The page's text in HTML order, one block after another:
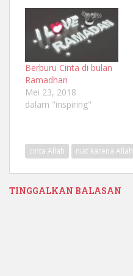
Berburu Cinta di bulan
Ramadhan
Mei 23, 2018
dalam "inspiring"
cinta Allah niat karena Allah
TINGGALKAN BALASAN